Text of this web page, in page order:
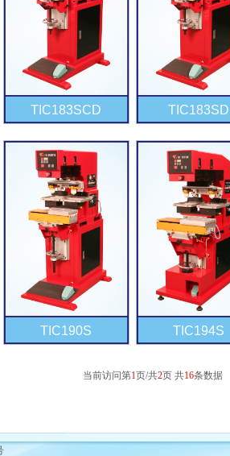
TIC183SCD TIC183SD
TIC190S TIC194S
当前访问第1页/共2页 共16条数据